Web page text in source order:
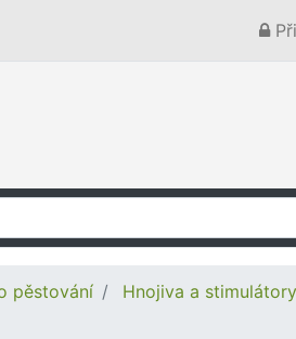
pěstování Hnojiva a